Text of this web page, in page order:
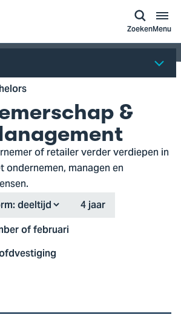
ZoekenMenu
&
of retailer verder verdiepen in
ondernemen, managen en
Duration
4 jaar
of februari